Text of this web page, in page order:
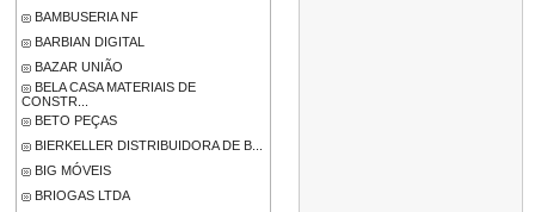
BAMBUSERIA NF
BARBIAN DIGITAL
BAZAR UNIÃO
BELA CASA MATERIAIS DE
CONSTR...
BETO PEÇAS
BIERKELLER DISTRIBUIDORA DE B...
BIG MÓVEIS
BRIOGAS LTDA